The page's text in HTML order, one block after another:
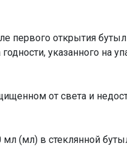
первого открытия
указанного на
от света и
(мл) в стеклянной